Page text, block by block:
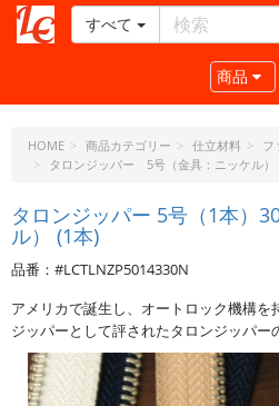
ー
ラ
フ
ド
ッ
ト・
ェ
ー
ピ
ー
すべて
Toggle
商品
HOME 商品カテゴリー 仕立材料
フ
タロンジッパー 5号（金具：ニッケル）
タロンジッパー 5号（1本）
ル） (1本)
品番：#LCTLNZP5014330N
アメリカで誕生し、オートロック機構
ジッパーとして評されたタロンジッパー